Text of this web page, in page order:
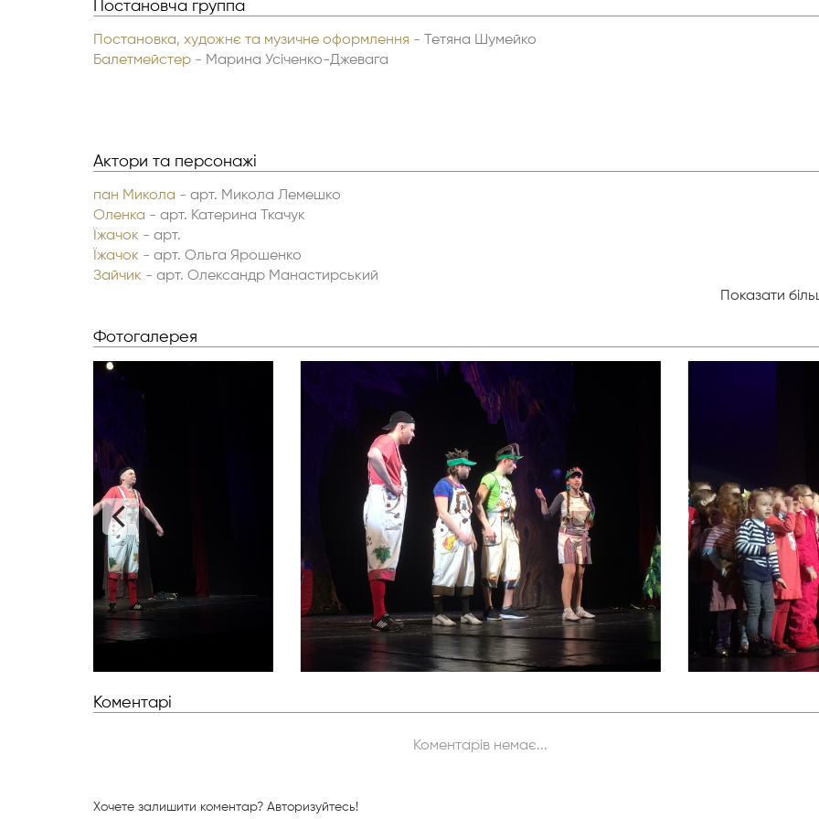
Постановча группа
Постановка, художнє та музичне оформлення -
Тетяна Шумейко
Балетмейстер - Марина Усіченко-Джевага
Актори та персонажі
пан Микола - арт. Микола Лемешко
Оленка - арт. Катерина Ткачук
Їжачок - арт.
Їжачок - арт. Ольга Ярошенко
Зайчик - арт. Олександр Манастирський
Лисичка -арт. Ксенія Макієвська
Показати
Фотогалерея
Коментарі
Коментарів немає...
Хочете залишити коментар? Авторизуйтесь!